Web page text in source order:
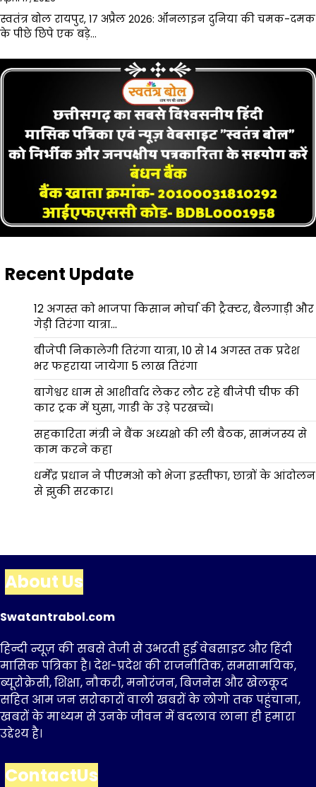
स्वतंत्र बोल रायपुर, 17 अप्रैल 2026: ऑनलाइन दुनिया की चमक-दमक
के पीछे छिपे एक बड़े…
Recent Update
12 अगस्त को भाजपा किसान मोर्चा की ट्रैक्टर, बैलगाड़ी और
गेड़ी तिरंगा यात्रा…
बीजेपी निकालेगी तिरंगा यात्रा, 10 से 14 अगस्त तक प्रदेश
भर फहराया जायेगा 5 लाख तिरंगा
बागेश्वर धाम से आशीर्वाद लेकर लौट रहे बीजेपी चीफ की
कार ट्रक में घुसा, गाडी के उड़े परखच्चे।
सहकारिता मंत्री ने बैंक अध्यक्षो की ली बैठक, सामंजस्य से
काम करने कहा
धर्मेंद्र प्रधान ने पीएमओ को भेजा इस्तीफा, छात्रों के आंदोलन
से झुकी सरकार।
About Us
Swatantrabol.com
हिन्दी न्यूज़ की सबसे तेजी से उभरती हुई वेबसाइट और हिंदी
मासिक पत्रिका है। देश-प्रदेश की राजनीतिक, समसामयिक,
ब्यूरोक्रेसी, शिक्षा, नौकरी, मनोरंजन, बिजनेस और खेलकूद
सहित आम जन सरोकारों वाली खबरों के लोगो तक पहुंचाना,
खबरों के माध्यम से उनके जीवन में बदलाव लाना ही हमारा
उद्देश्य है।
ContactUs